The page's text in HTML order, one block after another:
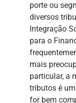
porte ou
diversos
Integração
para o
mais
particular, a
tributos é
for bem